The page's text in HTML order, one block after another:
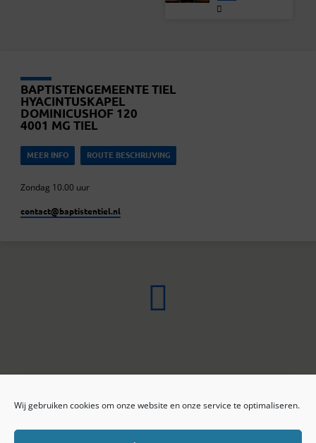
Wij gebruiken cookies om onze website en onze service te optimaliseren.
BAPTISTENGEMEENTE TIEL
HYACINTUSKAPEL
DOMINICUSHOF 120
4001 MG TIEL
MEER INFO ROUTE BESCHRIJVING
Zondag 10.00 uur
contact​@baptistentiel.nl
ONLINE ARCHIEF